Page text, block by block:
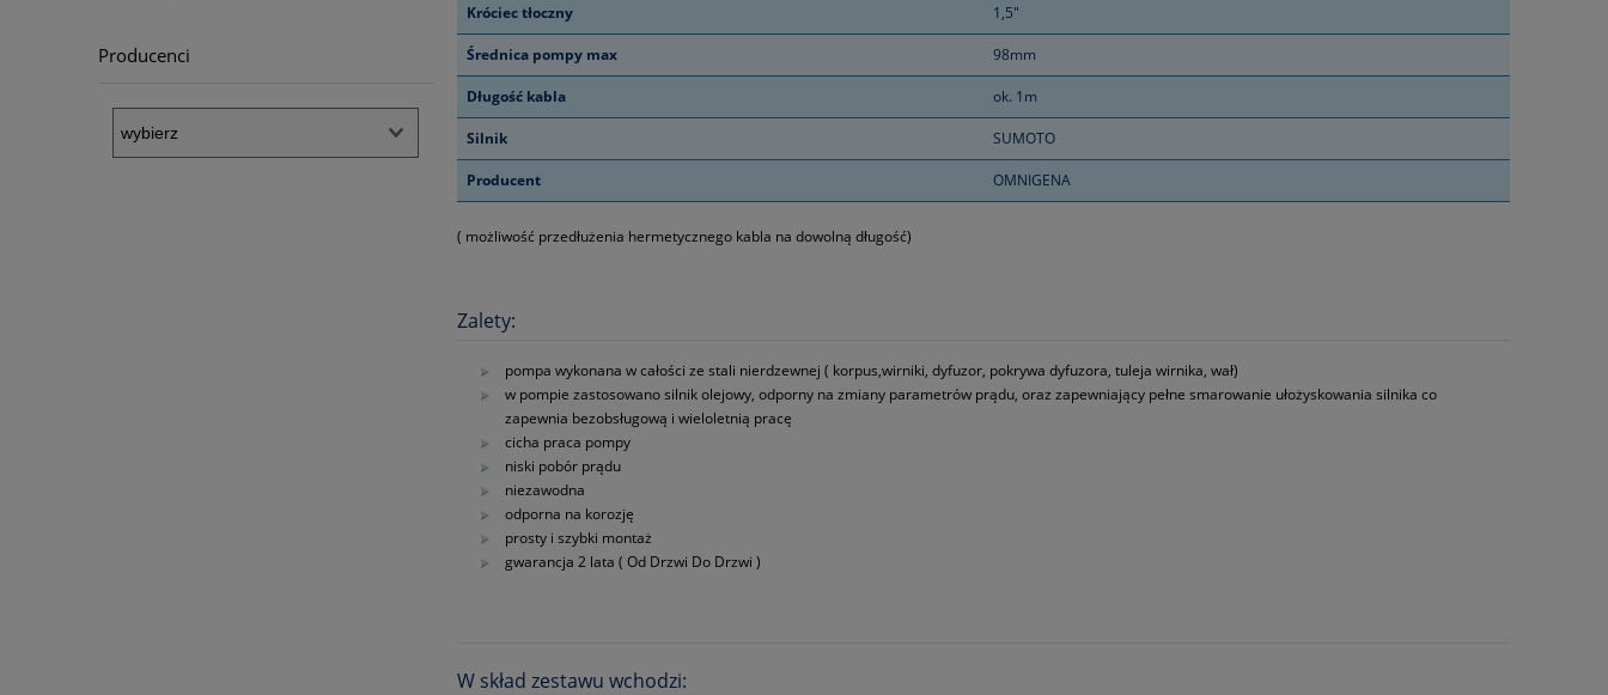
Producenci
Króciec tłoczny 1,5"
Średnica pompy max 98mm
Długość kabla ok. 1m
Silnik SUMOTO
Producent OMNIGENA
( możliwość przedłużenia hermetycznego kabla na dowolną długość)
Zalety:
pompa wykonana w całości ze stali nierdzewnej ( korpus,wirniki, dyfuzor, pokrywa dyfuzora, tuleja wirnika, wał)
w pompie zastosowano silnik olejowy, odporny na zmiany parametrów prądu, oraz zapewniający pełne smarowanie ułożyskowania silnika co
zapewnia bezobsługową i wieloletnią pracę
cicha praca pompy
niski pobór prądu
niezawodna
odporna na korozję
prosty i szybki montaż
gwarancja 2 lata ( Od Drzwi Do Drzwi )
W skład zestawu wchodzi: